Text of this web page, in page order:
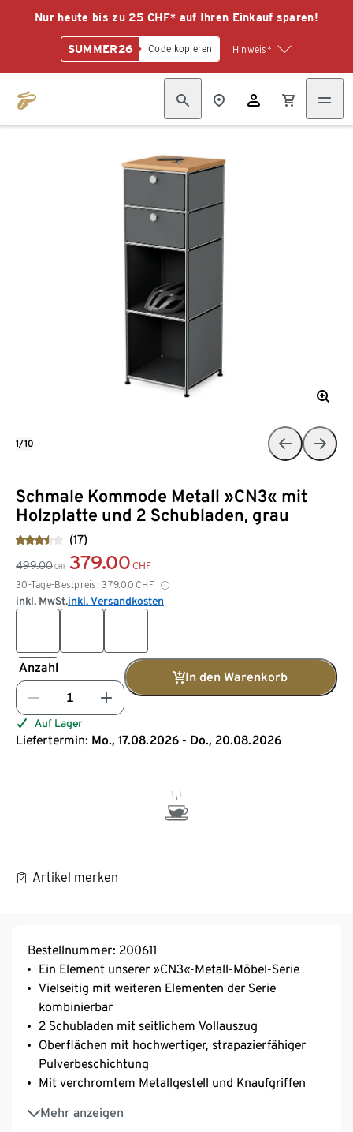
Nur heute bis zu 25 CHF* auf Ihren Einkauf sparen!
SUMMER26 Code kopieren Hinweis*
Schmale Kommode Metall »CN3« mit
Holzplatte und 2 Schubladen, grau
(17)
499.00 CHF 379.00 CHF
30-Tage-Bestpreis: 379.00 CHF
inkl. MwSt.inkl. Versandkosten
Anzahl
In den Warenkorb
Auf Lager
Liefertermin: Mo., 17.08.2026 - Do., 20.08.2026
Artikel merken
1/10
Bestellnummer: 200611
Ein Element unserer »CN3«-Metall-Möbel-Serie
Vielseitig mit weiteren Elementen der Serie
kombinierbar
2 Schubladen mit seitlichem Vollauszug
Oberflächen mit hochwertiger, strapazierfähiger
Pulverbeschichtung
Mit verchromtem Metallgestell und Knaufgriffen
Mehr anzeigen
Inkl. höhenverstellbarer Kunststofffüsse – fester
Stand auch auf unebenen Flächen